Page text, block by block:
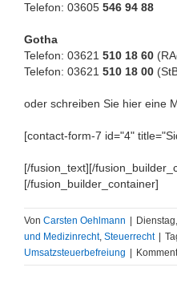
Telefon: 03605 546 94 88
Gotha
Telefon: 03621 510 18 60
Telefon: 03621 510 18 00
oder schreiben Sie hier eine
[contact-form-7 id="4"
[/fusion_text][/
[/fusion_builder_container]
Von Carsten Oehlmann
und Medizinrecht, Steuerrecht
Umsatzsteuerbefreiung